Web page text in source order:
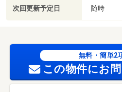
次回更新予定日 随時
無料・簡単2
この物件にお